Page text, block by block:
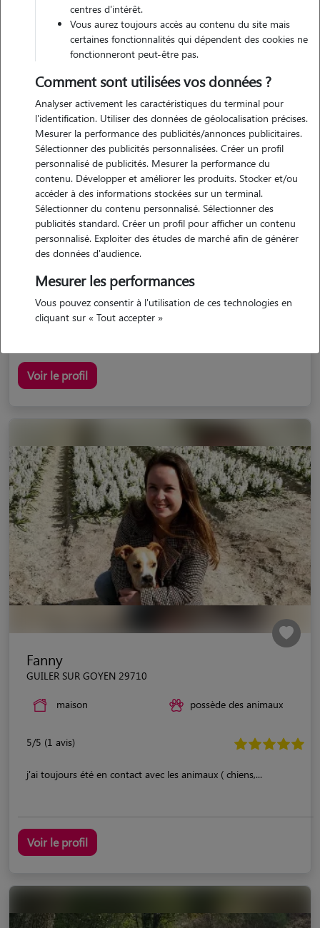
Marine
Peumerit 29710
maison possède des animaux
j'ai un jeune chat à la maison, donc j'ai l'habitude de...
Voir le profil
Fanny
GUILER SUR GOYEN 29710
maison possède des animaux
5/5 (1 avis)
j'ai toujours été en contact avec les animaux ( chiens,...
Voir le profil
centres d'intérêt.
Vous aurez toujours accès au contenu du site mais
certaines fonctionnalités qui dépendent des cookies ne
fonctionneront peut-être pas.
Comment sont utilisées vos données ?
Analyser activement les caractéristiques du terminal pour
l'identification. Utiliser des données de géolocalisation précises.
Mesurer la performance des publicités/annonces publicitaires.
Sélectionner des publicités personnalisées. Créer un profil
personnalisé de publicités. Mesurer la performance du
contenu. Développer et améliorer les produits. Stocker et/ou
accéder à des informations stockées sur un terminal.
Sélectionner du contenu personnalisé. Sélectionner des
publicités standard. Créer un profil pour afficher un contenu
personnalisé. Exploiter des études de marché afin de générer
des données d'audience.
Mesurer les performances
Vous pouvez consentir à l'utilisation de ces technologies en
cliquant sur « Tout accepter »